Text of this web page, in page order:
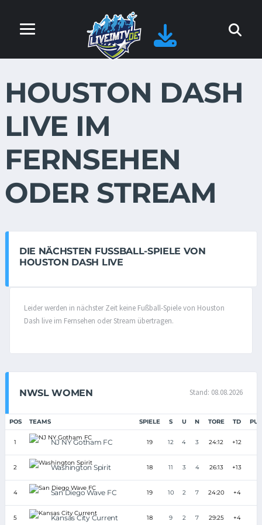
HOUSTON DASH
LIVE IM
FERNSEHEN
ODER STREAM
DIE NÄCHSTEN FUSSBALL-SPIELE VON H
OUSTON DASH LIVE
Leider werden in nächster Zeit keine Fußball-Spiele von Houston
Dash live im Fernsehen oder Stream übertragen.
NWSL WOMEN Stand: 08.08.2026
POS TEAMS SPIELE S U N TORE TD
1 NJ NY Gotham FC 19 12 4 3 24:12 +12
2 Washington Spirit 18 11 3 4 26:13 +13
4 San Diego Wave FC 19 10 2 7 24:20 +4
5 Kansas City Current 18 9 2 7 29:25 +4